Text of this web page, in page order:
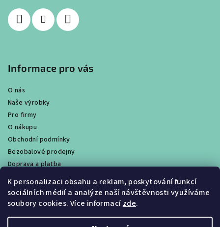
K personalizaci obsahu a reklam, poskytování funkcí
sociálních médií a analýze naší návštěvnosti využíváme
soubory cookies. Více informacízde.
Informace pro vás
O nás
Naše výrobky
Pro firmy
O nákupu
Obchodní podmínky
Bezobalové prodejny
Doprava a platba
Ochrana osobních údajů / GDPR
Věrnostní program
Obchody